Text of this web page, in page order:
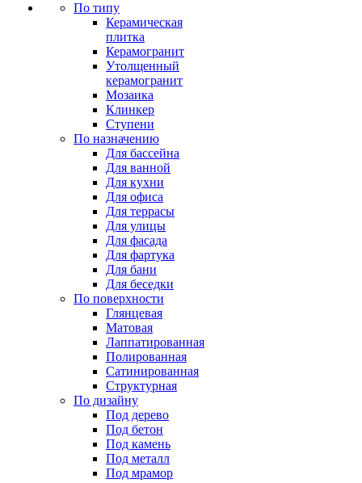
По типу
Керамическая
плитка
Керамогранит
Утолщенный
керамогранит
Мозаика
Клинкер
Ступени
По назначению
Для бассейна
Для ванной
Для кухни
Для офиса
Для террасы
Для улицы
Для фасада
Для фартука
Для бани
Для беседки
По поверхности
Глянцевая
Матовая
Лаппатированная
Полированная
Сатинированная
Структурная
По дизайну
Под дерево
Под бетон
Под камень
Под металл
Под мрамор